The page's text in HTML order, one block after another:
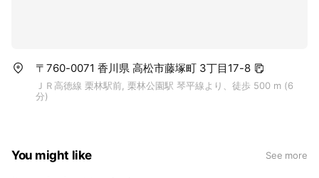
〒760-0071 香川県 高松市藤塚町 3丁目17-8
ＪＲ高徳線 栗林駅前, 栗林公園駅 琴平線より、徒歩 500 m (6
分)
You might like See more